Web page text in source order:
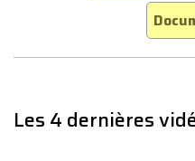
Les 4 dernières